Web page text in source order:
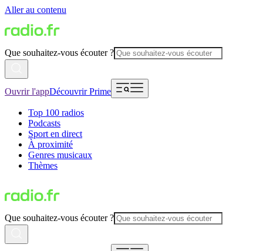
Aller au contenu
Que souhaitez-vous écouter ?
Ouvrir l'appDécouvrir Prime
Top 100 radios
Podcasts
Sport en direct
À proximité
Genres musicaux
Thèmes
Que souhaitez-vous écouter ?